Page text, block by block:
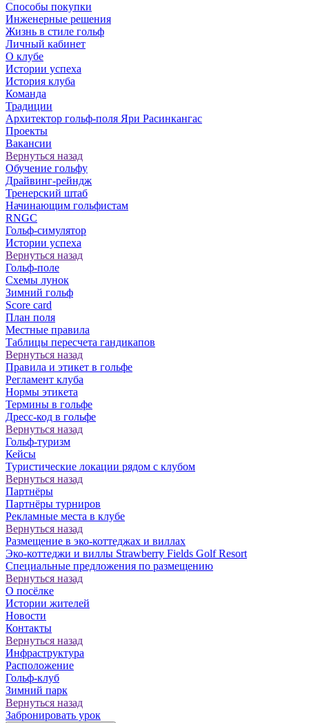
Способы покупки
Инженерные решения
Жизнь в стиле гольф
Личный кабинет
О клубе
Истории успеха
История клуба
Команда
Традиции
Архитектор гольф-поля Яри Расинкангас
Проекты
Вакансии
Вернуться назад
Обучение гольфу
Драйвинг-рейндж
Тренерский штаб
Начинающим гольфистам
RNGC
Гольф-симулятор
Истории успеха
Вернуться назад
Гольф-поле
Схемы лунок
Зимний гольф
Score card
План поля
Местные правила
Таблицы пересчета гандикапов
Вернуться назад
Правила и этикет в гольфе
Регламент клуба
Нормы этикета
Термины в гольфе
Дресс-код в гольфе
Вернуться назад
Гольф-туризм
Кейсы
Туристические локации рядом с клубом
Вернуться назад
Партнёры
Партнёры турниров
Рекламные места в клубе
Вернуться назад
Размещение в эко-коттеджах и виллах
Эко-коттеджи и виллы Strawberry Fields Golf Resort
Специальные предложения по размещению
Вернуться назад
О посёлке
Истории жителей
Новости
Контакты
Вернуться назад
Инфраструктура
Расположение
Гольф-клуб
Зимний парк
Вернуться назад
Забронировать урок